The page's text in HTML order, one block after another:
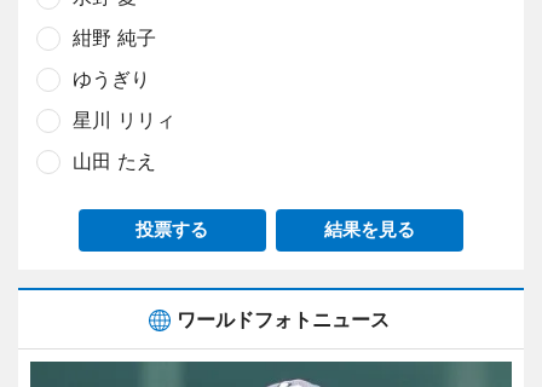
紺野 純子
ゆうぎり
星川 リリィ
山田 たえ
投票する 結果を見る
ワールドフォトニュース